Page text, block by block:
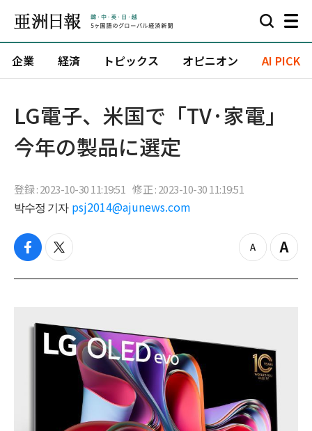
企業 経済 トピックス オピニオン AI PICK
​LG電子、米国で「TV·家電」
今年の製品に選定
登録 : 2023-10-30 11:19:51 修正 : 2023-10-30 11:19:51
박수정 기자 psj2014@ajunews.com
f
c
o
t
i
z
o
Z
o